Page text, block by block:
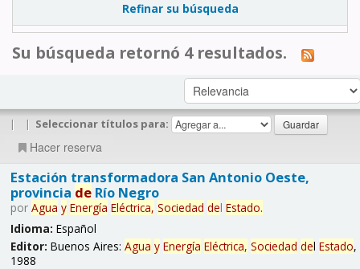
Refinar su búsqueda
Su búsqueda retornó 4 resultados.
| | Seleccionar títulos para:
Hacer reserva
Estación transformadora San Antonio Oeste,
provincia deRío Negro
por Agua y Energía Eléctrica, Sociedad del Estado.
Idioma: Español
Editor: Buenos Aires: Agua y Energía Eléctrica, Sociedad del Estado,
1988